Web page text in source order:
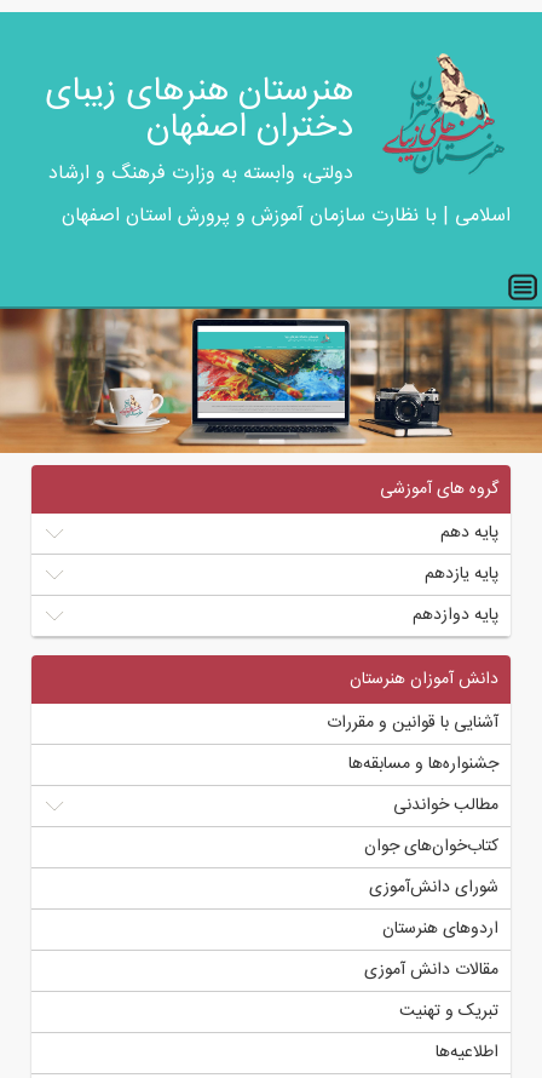
هنرستان هنرهای زیبای
دختران اصفهان
دولتی، وابسته به وزارت فرهنگ و ارشاد
اسلامی | با نظارت سازمان آموزش و پرورش استان اصفهان
گروه های آموزشی
پایه دهم
پایه یازدهم
پایه دوازدهم
دانش آموزان هنرستان
آشنایی با قوانین و مقررات
جشنواره‌ها و مسابقه‌ها
مطالب خواندنی
کتاب‌خوان‌های جوان
شورای دانش‌آموزی
اردوهای هنرستان
مقالات دانش آموزی
تبریک و تهنیت
اطلاعیه‌ها